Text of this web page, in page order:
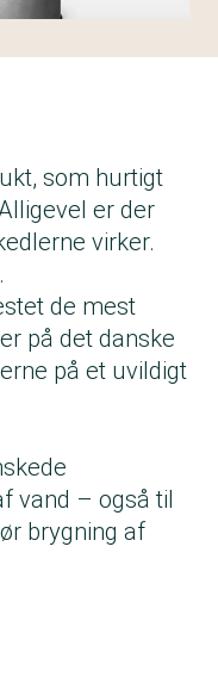
som hurtigt
er der
virker.
de mest
på det danske
på et uvildigt
vand – også til
brygning af